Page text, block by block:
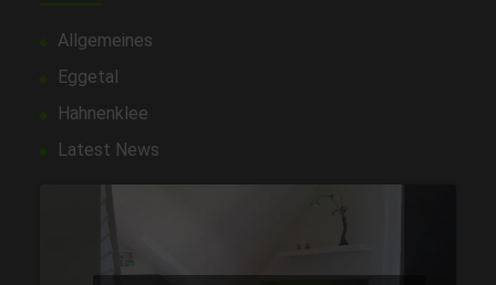
Allgemeines
Eggetal
Hahnenklee
Latest News